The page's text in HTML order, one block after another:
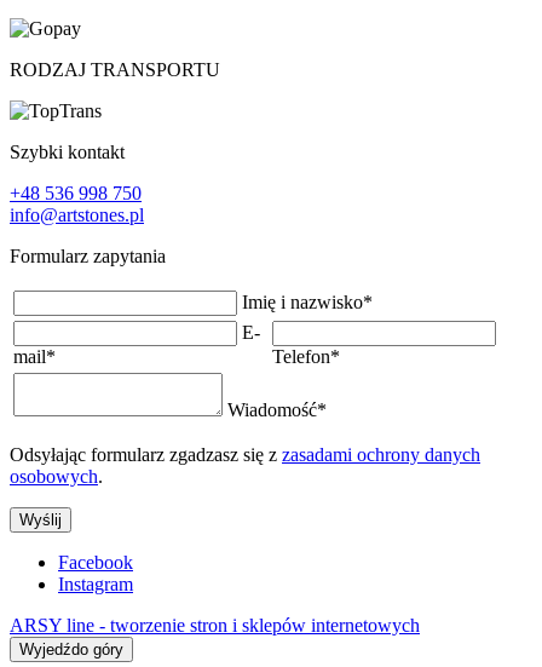
RODZAJ TRANSPORTU
Szybki kontakt
+48 536 998 750
info@artstones.pl
Formularz zapytania
Imię i nazwisko*
E-
mail* Telefon*
Wiadomość*
Odsyłając formularz zgadzasz się z zasadami ochrony danych
osobowych.
Wyślij
Facebook
Instagram
ARSY line - tworzenie stron i sklepów internetowych
Wyjedźdo góry